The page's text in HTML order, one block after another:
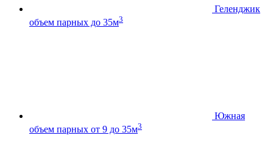
Геленджик
объем парных до 35м3
Южная
объем парных от 9 до 35м3